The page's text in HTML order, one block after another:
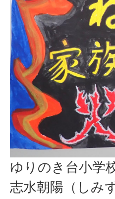
ゆりのき台小学
志水朝陽（しみ